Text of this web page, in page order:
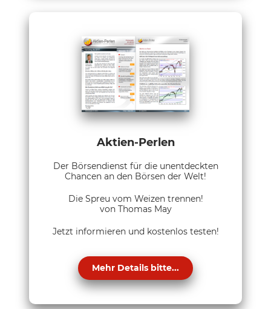
Aktien-Perlen
Der Börsendienst für die unentdeckten
Chancen an den Börsen der Welt!
Die Spreu vom Weizen trennen!
von Thomas May
Jetzt informieren und kostenlos testen!
Mehr Details bitte...